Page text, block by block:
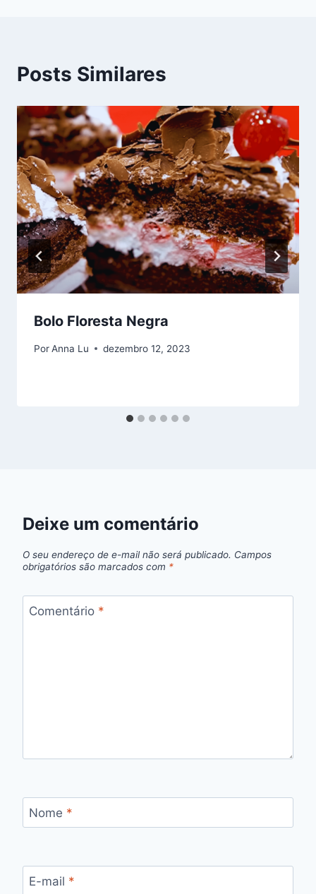
Posts Similares
Bolo Floresta Negra
PorAnna Lu dezembro 12, 2023
Deixe um comentário
O seu endereço de e-mail não será publicado. Campos
obrigatórios são marcados com *
Comentário *
Nome *
E-mail *